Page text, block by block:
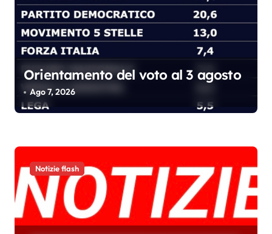
Orientamento del voto al 3 agosto
Ago 7, 2026
Notizie flash